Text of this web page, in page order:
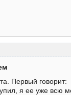
Первый говорит:
я ее уже всю